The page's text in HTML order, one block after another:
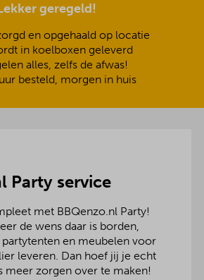
geregeld!
en opgehaald op locatie
in koelboxen geleverd
alles, zelfs de afwas!
besteld, morgen in huis
Party service
met BBQenzo.nl Party!
de wens daar is borden,
partytenten en meubelen voor
leveren. Dan hoef jij je echt
meer zorgen over te maken!